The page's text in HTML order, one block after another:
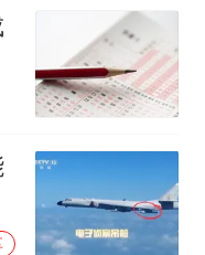
么？